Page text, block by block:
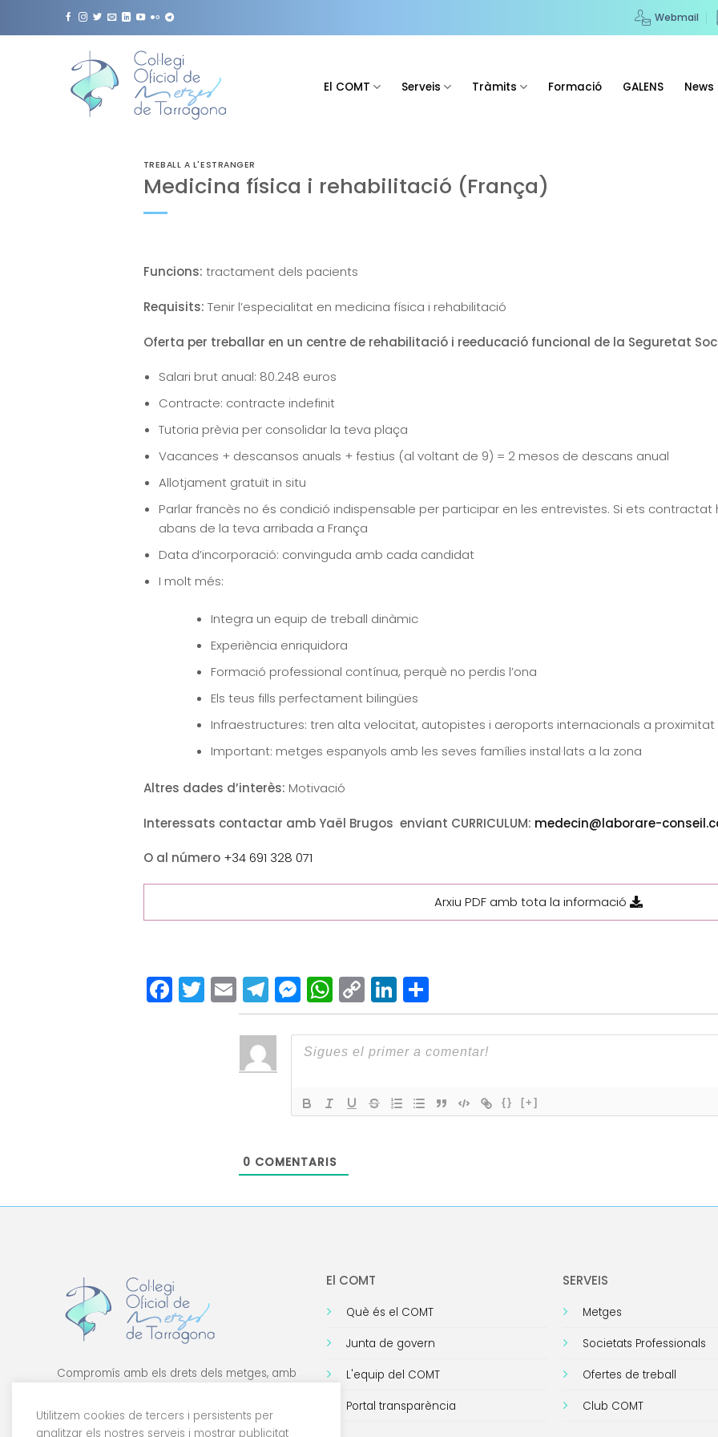
Webmail
El COMT Serveis Tràmits Formació GALENS News
TREBALL A L'ESTRANGER
Medicina física i rehabilitació (França)
Funcions: tractament dels pacients
Requisits: Tenir l’especialitat en medicina física i rehabilitació
Oferta per treballar en un centre de rehabilitació i reeducació funcional de la Seguretat
Salari brut anual: 80.248 euros
Contracte: contracte indefinit
Tutoria prèvia per consolidar la teva plaça
Vacances + descansos anuals + festius (al voltant de 9) = 2 mesos de descans anual
Allotjament gratuït in situ
Parlar francès no és condició indispensable per participar en les entrevistes. Si ets
abans de la teva arribada a França
Data d’incorporació: convinguda amb cada candidat
I molt més:
Integra un equip de treball dinàmic
Experiència enriquidora
Formació professional contínua, perquè no perdis l’ona
Els teus fills perfectament bilingües
Infraestructures: tren alta velocitat, autopistes i aeroports internacionals a proximitat
Important: metges espanyols amb les seves famílies instal·lats a la zona
Altres dades d’interès: Motivació
Interessats contactar amb Yaël Brugos enviant CURRICULUM: medecin@laborare-
O al número +34 691 328 071
Arxiu PDF amb tota la informació
Facebook
Twitter
EmailTelegram
Messenger
WhatsApp
Copy
Link
LinkedIn
Comparteix
{} [+]
0 COMENTARIS
Compromís amb els drets dels metges, amb
El COMT
Què és el COMT
Junta de govern
L'equip del COMT
Portal transparència
SERVEIS
Metges
Societats Professionals
Ofertes de treball
Club COMT
Utilitzem cookies de tercers i persistents per
analitzar els nostres serveis i mostrar publicitat